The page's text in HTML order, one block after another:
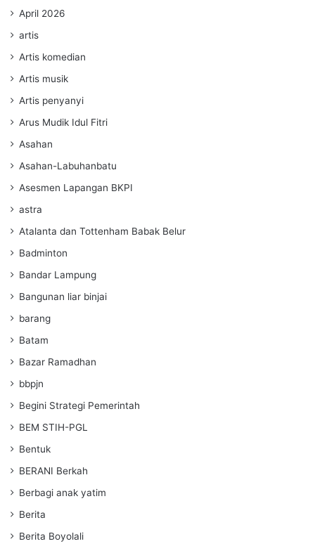
April 2026
artis
Artis komedian
Artis musik
Artis penyanyi
Arus Mudik Idul Fitri
Asahan
Asahan-Labuhanbatu
Asesmen Lapangan BKPI
astra
Atalanta dan Tottenham Babak Belur
Badminton
Bandar Lampung
Bangunan liar binjai
barang
Batam
Bazar Ramadhan
bbpjn
Begini Strategi Pemerintah
BEM STIH-PGL
Bentuk
BERANI Berkah
Berbagi anak yatim
Berita
Berita Boyolali